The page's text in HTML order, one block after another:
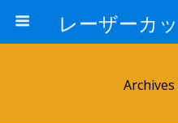
Archives